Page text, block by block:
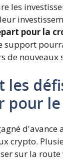
les
pour la
support
de nouveaux
les
le
d'avance
crypto.
sur la route